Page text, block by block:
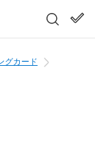
グカード